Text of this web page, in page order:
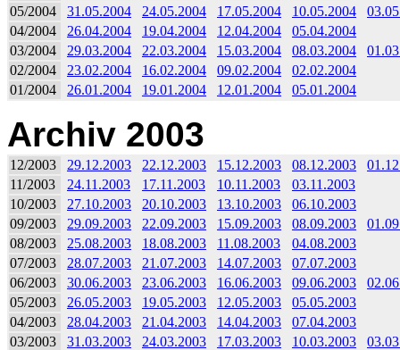
05/2004
31.05.2004 24.05.2004 17.05.2004 10.05.2004
04/2004
26.04.2004 19.04.2004 12.04.2004
05.04.2004
03/2004
29.03.2004 22.03.2004 15.03.2004 08.03.2004
02/2004
23.02.2004 16.02.2004 09.02.2004
02.02.2004
01/2004
26.01.2004 19.01.2004 12.01.2004 05.01.2004
Archiv 2003
12/2003 29.12.2003 22.12.2003 15.12.2003 08.12.2003
11/2003
24.11.2003 17.11.2003 10.11.2003
03.11.2003
10/2003
27.10.2003 20.10.2003 13.10.2003
06.10.2003
09/2003
29.09.2003 22.09.2003 15.09.2003 08.09.2003
08/2003
25.08.2003 18.08.2003 11.08.2003
04.08.2003
07/2003
28.07.2003 21.07.2003 14.07.2003
07.07.2003
06/2003
30.06.2003 23.06.2003 16.06.2003 09.06.2003
05/2003
26.05.2003 19.05.2003 12.05.2003
05.05.2003
04/2003
28.04.2003 21.04.2003 14.04.2003
07.04.2003
03/2003
31.03.2003 24.03.2003 17.03.2003 10.03.2003